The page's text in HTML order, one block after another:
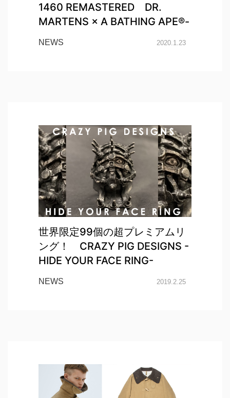
1460 REMASTERED DR.
MARTENS × A BATHING APE®-
NEWS 2020.1.23
世界限定99個の超プレミアムリ
ング！ CRAZY PIG DESIGNS -
HIDE YOUR FACE RING-
NEWS 2019.2.25